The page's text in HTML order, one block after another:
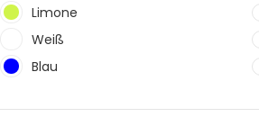
Limone
Weiß
Blau